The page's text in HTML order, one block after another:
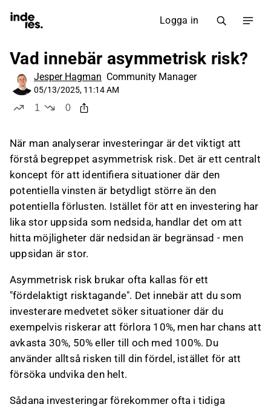
Logga in
Vad innebär asymmetrisk risk?
Jesper Hagman Community Manager
05/13/2025, 11:14 AM
1
0
När man analyserar investeringar är det viktigt att
förstå begreppet asymmetrisk risk. Det är ett centralt
koncept för att identifiera situationer där den
potentiella vinsten är betydligt större än den
potentiella förlusten. Istället för att en investering har
lika stor uppsida som nedsida, handlar det om att
hitta möjligheter där nedsidan är begränsad - men
uppsidan är stor.
Asymmetrisk risk brukar ofta kallas för ett
"fördelaktigt risktagande". Det innebär att du som
investerare medvetet söker situationer där du
exempelvis riskerar att förlora 10%, men har chans att
avkasta 30%, 50% eller till och med 100%. Du
använder alltså risken till din fördel, istället för att
försöka undvika den helt.
Sådana investeringar förekommer ofta i tidiga